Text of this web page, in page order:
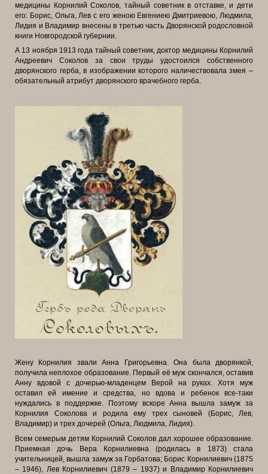
медицины Корнилий Соколов, тайный советник в отставке, и дети
его: Борис, Ольга, Лев с его женою Евгениею Дмитриевою, Людмила,
Лидия и Владимир внесены в третью часть Дворянской родословной
книги Новгородской губернии.
А 13 ноября 1913 года тайный советник, доктор медицины Корнилий
Андреевич Соколов за свои труды удостоился собственного
дворянского герба, в изображении которого наличествовала змея –
обязательный атрибут дворянского врачебного герба.
Жену Корнилия звали Анна Григорьевна. Она была дворянкой,
получила неплохое образование. Первый её муж скончался, оставив
Анну вдовой с дочерью-младенцем Верой на руках. Хотя муж
оставил ей имение и средства, но вдова и ребенок все-таки
нуждались в поддержке. Поэтому вскоре Аннавышла замуж за
Корнилия Соколова и родила ему трех сыновей (Борис, Лев,
Владимир) и трех дочерей (Ольга, Людмила, Лидия).
Всем семерым детям Корнилий Соколов дал хорошее образование.
Приемная дочь Вера Корнилиевна (родилась в 1873) стала
учительницей, вышла замуж за Горбатова; Борис Корнилиевич (1875
– 1946), Лев Корнилиевич (1879 – 1937) и Владимир Корнилиевич